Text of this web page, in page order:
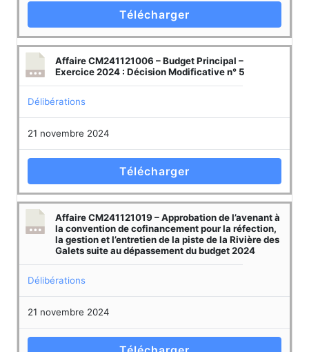
Télécharger
Affaire CM241121006 – Budget Principal –
Exercice 2024 : Décision Modificative n° 5
Délibérations
21 novembre 2024
Télécharger
Affaire CM241121019 – Approbation de l’avenant à
la convention de cofinancement pour la réfection,
la gestion et l’entretien de la piste de la Rivière des
Galets suite au dépassement du budget 2024
Délibérations
21 novembre 2024